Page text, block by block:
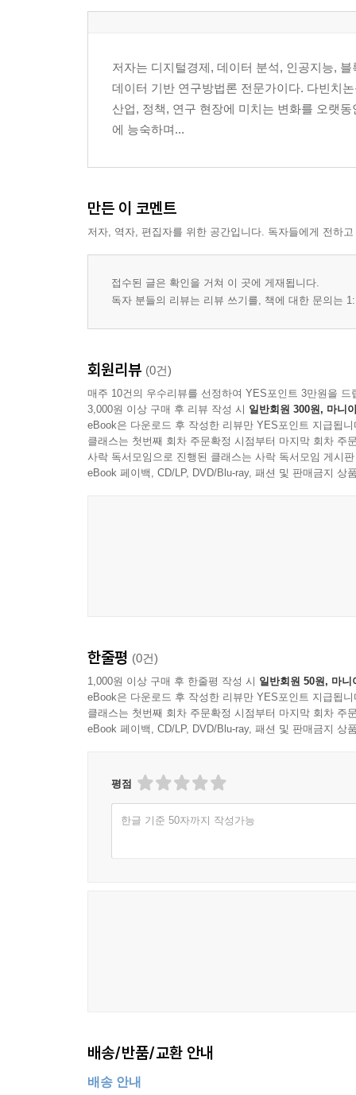
6) 참고문헌 34
1) 후보 독립변수 목록화 38
2) 통제변수 목록화 39
3) 범주형 변수의 자유도 계산 41
4) 모형 자유도 산정 43
8) 용어정리 49
4. EPV 기준 검토 51
1) EPV의 정의 51
2) 전통적 EPV≥10 기준 54
3) EPV 기준의 한계 55
6) EPV 부족 시 대안 62
7) 이 절의 학습용 요약 63
8) 참고문헌 64
9) 용어정리 65
II. 측정수준과 변수 코딩 67
1. 측정수준의 구분 70
2. 범주형 변수 더미화 83
2) 기준범주 설정 85
3) k개 범주의 k-1개 더미화 87
4) 기준범주 변경에 따른 해석 변화 89
6) 이 절의 학습용 요약 93
7) 참고문헌 94
8) 용어정리 94
1) 순서형 변수의 특성 96
1) 단일 문항의 순서형 성격 113
2) 범주형 처리 115
저자는 디지털경제, 데이터 분석, 인공지능,
데이터 기반 연구방법론 전문가이다. 다빈치
산업, 정책, 연구 현장에 미치는 변화를 오랫
에 능숙하며...
만든 이 코멘트
저자, 역자, 편집자를 위한 공간입니다. 독자들에게 전하
접수된 글은 확인을 거쳐 이 곳에 게재됩니다.
독자 분들의 리뷰는 리뷰 쓰기를, 책에 대한 문의는
회원리뷰 (0건)
매주 10건의 우수리뷰를 선정하여 YES포인트 3만원을 드
3,000원 이상 구매 후 리뷰 작성 시 일반회원 300원, 마니
eBook은 다운로드 후 작성한 리뷰만 YES포인트 지급됩니
클래스는 첫번째 회차 주문확정 시점부터 마지막 회차 주
사락 독서모임으로 진행된 클래스는 사락 독서모임 게시
eBook 페이백, CD/LP, DVD/Blu-ray, 패션 및 판매금지 상
한줄평 (0건)
1,000원 이상 구매 후 한줄평 작성 시 일반회원 50원, 마니
eBook은 다운로드 후 작성한 리뷰만 YES포인트 지급됩니
클래스는 첫번째 회차 주문확정 시점부터 마지막 회차 주
eBook 페이백, CD/LP, DVD/Blu-ray, 패션 및 판매금지 상
평점
한글 기준 50자까지 작성가능
배송/반품/교환 안내
배송 안내